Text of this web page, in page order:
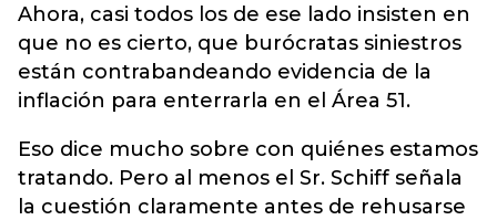
Ahora, casi todos los de ese lado insisten en
que no es cierto, que burócratas siniestros
están contrabandeando evidencia de la
inflación para enterrarla en el Área 51.
Eso dice mucho sobre con quiénes estamos
tratando. Pero al menos el Sr. Schiff señala
la cuestión claramente antes de rehusarse